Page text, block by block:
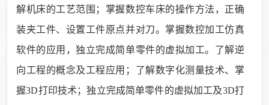
解机床的工艺范围；掌握数控车床的操作方法，正确
装夹工件、设置工件原点并对刀。掌握数控加工仿真
软件的应用，独立完成简单零件的虚拟加工。了解逆
向工程的概念及工程应用；了解数字化测量技术、掌
握3D打印技术；独立完成简单零件的虚拟加工及3D打